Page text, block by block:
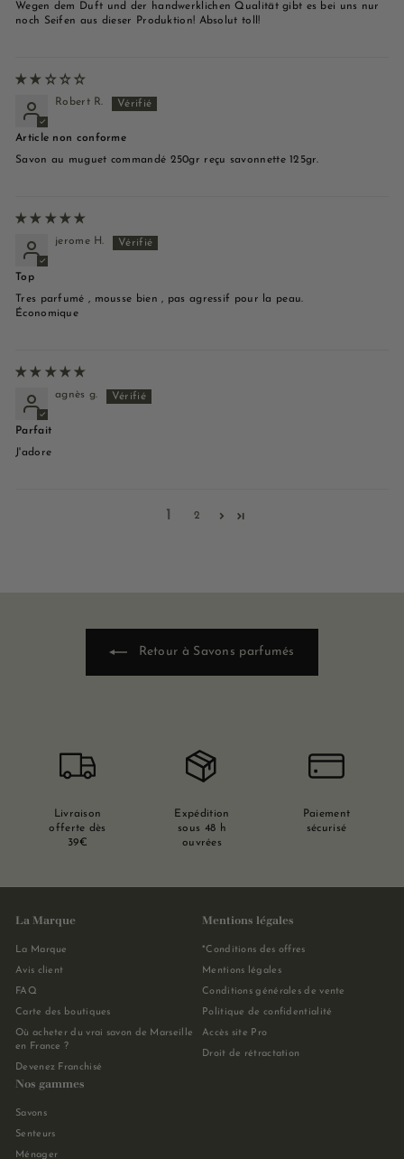
Wegen dem Duft und der handwerklichen Qualität gibt es bei uns nur
noch Seifen aus dieser Produktion! Absolut toll!
Robert R.
Article non conforme
Savon au muguet commandé 250gr reçu savonnette 125gr.
jerome H.
Top
Tres parfumé , mousse bien , pas agressif pour la peau.
Économique
agnès g.
Parfait
J'adore
1 2
Retour à Savons parfumés
Livraison
offerte dès
39€
Expédition
sous 48 h
ouvrées
Paiement
sécurisé
La Marque
La Marque
Avis client
FAQ
Carte des boutiques
Où acheter du vrai savon de Marseille
en France ?
Devenez Franchisé
Mentions légales
*Conditions des offres
Mentions légales
Conditions générales de vente
Politique de confidentialité
Accès site Pro
Droit de rétractation
Nos gammes
Savons
Senteurs
Ménager